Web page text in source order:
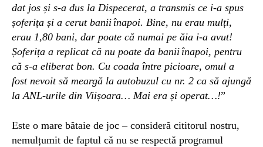
dat jos și s-a dus la Dispecerat, a transmis ce i-a spus
șoferița și a cerut baniiînapoi. Bine, nu erau mulți,
erau 1,80 bani, dar poate că numai pe ăia i-a avut!
Șoferița a replicat că nu poate da baniiînapoi, pentru
că s-a eliberat bon. Cu coada între picioare, omul a
fost nevoit să meargă la autobuzul cu nr. 2 ca să ajungă
la ANL-urile din Viișoara… Mai era și operat…!”
Este o mare bătaie de joc – consideră cititorul nostru,
nemulțumit de faptul că nu se respectă programul